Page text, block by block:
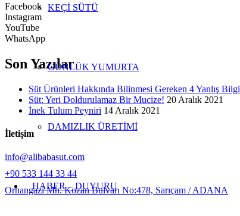
KEÇİ SÜTÜ
GÜNLÜK YUMURTA
DAMIZLIK ÜRETİMİ
HABER – DUYURU
Facebook
Instagram
YouTube
WhatsApp
Son Yazılar
Süt Ürünleri Hakkında Bilinmesi Gereken 4 Yanlış Bilgi
Süt: Yeri Doldurulamaz Bir Mucize! 20 Aralık 2021
İnek Tulum Peyniri 14 Aralık 2021
İletişim
info@alibabasut.com
+90 533 144 33 44
Orhangazi Mh. Kozan Bulvarı No:478, Sarıçam / ADANA